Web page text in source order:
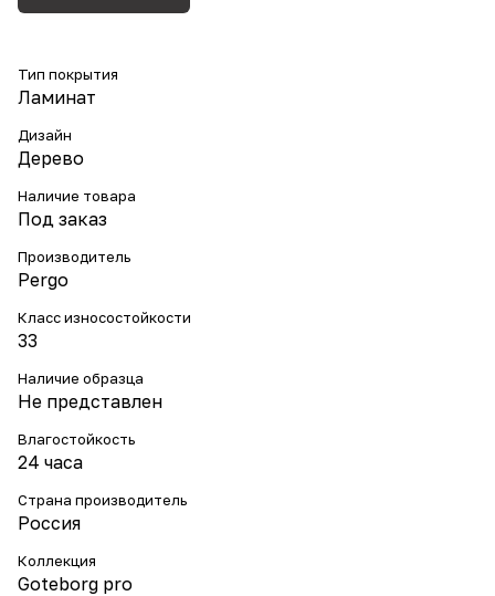
Тип покрытия
Ламинат
Дизайн
Дерево
Наличие товара
Под заказ
Производитель
Pergo
Класс износостойкости
33
Наличие образца
Не представлен
Влагостойкость
24 часа
Страна производитель
Россия
Коллекция
Goteborg pro